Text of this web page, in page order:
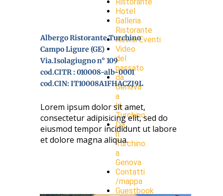
Albergo Ristorante Turchino
Campo Ligure (GE)
Via.Isolagiugno n° 109
cod.CITR : 010008-alb-0001
cod.CIN: IT10008A1FHACZJ9L
Lorem ipsum dolor sit amet,
consectetur adipisicing elit, sed do
eiusmod tempor incididunt ut labore
et dolore magna aliqua.
Hotel
Galleria
Ristorante
News/Eventi
Video
del
passato
da
Genova
a
H.
Turchino
Da
h
Turchino
a
Genova
Contatti
/mappa
Guestbook